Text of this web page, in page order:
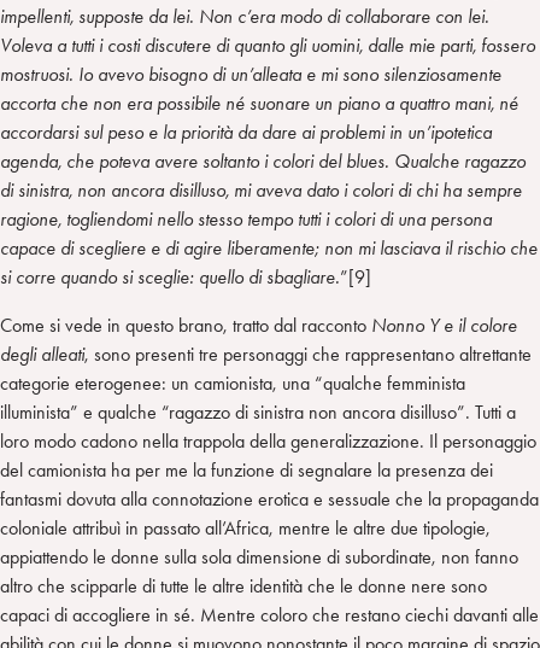
impellenti, supposte da lei. Non c’era modo di collaborare con lei.
Voleva a tutti i costi discutere di quanto gli uomini, dalle mie parti, fossero
mostruosi. Io avevo bisogno di un’alleata e mi sono silenziosamente
accorta che non era possibile né suonare un piano a quattro mani, né
accordarsi sul peso e la priorità da dare ai problemi in un’ipotetica
agenda, che poteva avere soltanto i colori del blues. Qualche ragazzo
di sinistra, non ancora disilluso, mi aveva dato i colori di chi ha sempre
ragione, togliendomi nello stesso tempo tutti i colori di una persona
capace di scegliere e di agire liberamente; non mi lasciava il rischio che
si corre quando si sceglie: quello di sbagliare.”[9]
Come si vede in questo brano, tratto dal racconto Nonno Y e il colore
degli alleati, sono presenti tre personaggi che rappresentano altrettante
categorie eterogenee: un camionista, una “qualche femminista
illuminista” e qualche “ragazzo di sinistra non ancora disilluso”. Tutti a
loro modo cadono nella trappola della generalizzazione. Il personaggio
del camionista ha per me la funzione di segnalare la presenza dei
fantasmi dovuta alla connotazione erotica e sessuale che la propaganda
coloniale attribuì in passato all’Africa, mentre le altre due tipologie,
appiattendo le donne sulla sola dimensione di subordinate, non fanno
altro che scipparle di tutte le altre identità che le donne nere sono
capaci di accogliere in sé. Mentre coloro che restano ciechi davanti alle
abilità con cui le donne si muovono nonostante il poco margine di spazio